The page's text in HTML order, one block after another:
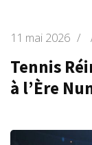
11 mai 2026 /
Tennis
à l’Ère